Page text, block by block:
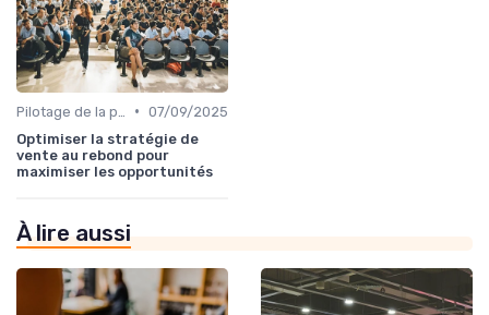
• 07/09/2025
Optimiser la stratégie de
vente au rebond pour
maximiser les opportunités
À lire aussi